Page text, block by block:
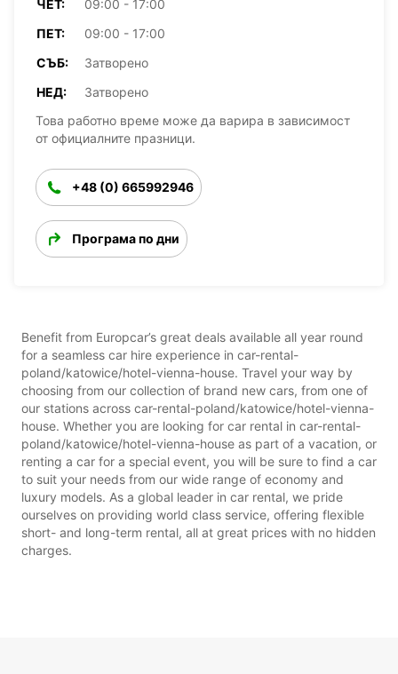
ЧЕТ:
09:00 - 17:00
ПЕТ:
09:00 - 17:00
СЪБ:
Затворено
НЕД:
Затворено
Това работно време може да варира в зависимост
от официалните празници.
+48 (0) 665992946
Програма по дни
Benefit from Europcar’s great deals available all year round
for a seamless car hire experience in car-rental-
poland/katowice/hotel-vienna-house. Travel your way by
choosing from our collection of brand new cars, from one of
our stations across car-rental-poland/katowice/hotel-vienna-
house. Whether you are looking for car rental in car-rental-
poland/katowice/hotel-vienna-house as part of a vacation, or
renting a car for a special event, you will be sure to find a car
to suit your needs from our wide range of economy and
luxury models. As a global leader in car rental, we pride
ourselves on providing world class service, offering flexible
short- and long-term rental, all at great prices with no hidden
charges.